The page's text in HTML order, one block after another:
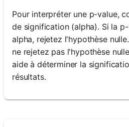
Pour interpréter une p-value,
de signification (alpha). Si la
alpha, rejetez l'hypothèse
ne rejetez pas l'hypothèse
aide à déterminer la
résultats.